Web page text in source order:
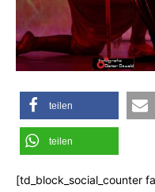
teilen
teilen
[td_block_social_counter